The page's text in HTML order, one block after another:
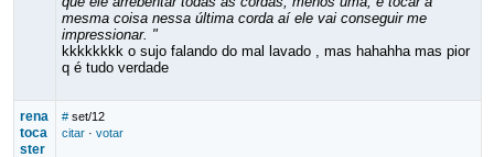
mesma coisa nessa última corda aí ele vai conseguir me
impressionar. "
kkkkkkkk o sujo falando do mal lavado , mas hahahha mas pior
q é tudo verdade
rena
toca
ster
# set/12
citar· votar